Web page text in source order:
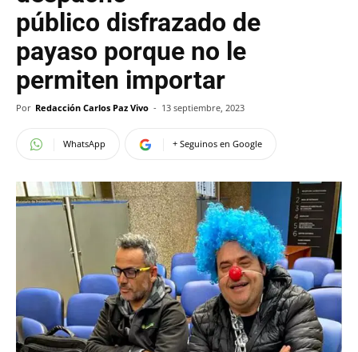
público disfrazado de
payaso porque no le
permiten importar
Por Redacción Carlos Paz Vivo - 13 septiembre, 2023
WhatsApp + Seguinos en Google